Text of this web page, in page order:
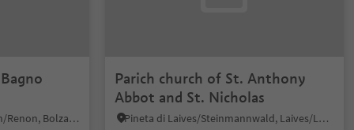
Pietrarossa/Rotwand, Ritten/Renon, Bolzano/Bozen and environs
Parich church of St. Anthony
Abbot and St. Nicholas
Pineta di Laives/Steinmannwald, Laives/Leifers, Bolzano/Bozen and environs